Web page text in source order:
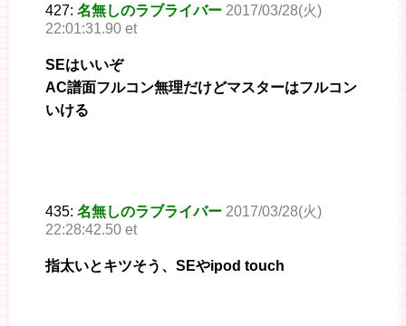
427: 名無しのラブライバー 2017/03/28(火)
22:01:31.90 et
SEはいいぞ
AC譜面フルコン無理だけどマスターはフルコン
いける
435: 名無しのラブライバー 2017/03/28(火)
22:28:42.50 et
指太いとキツそう、SEやipod touch